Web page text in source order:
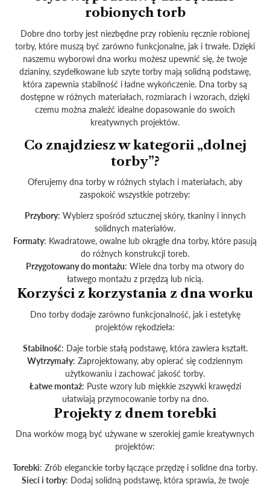
robionych torb
Dobre dno torby jest niezbędne przy robieniu ręcznie robionej
torby, które muszą być zarówno funkcjonalne, jak i trwałe. Dzięki
naszemu wyborowi dna worku możesz upewnić się, że twoje
dzianiny, szydełkowane lub szyte torby mają solidną podstawę,
która zapewnia stabilność i ładne wykończenie. Dna torby są
dostępne w różnych materiałach, rozmiarach i wzorach, dzięki
czemu można znaleźć idealne dopasowanie do swoich
kreatywnych projektów.
Co znajdziesz w kategorii „dolnej
torby”?
Oferujemy dna torby w różnych stylach i materiałach, aby
zaspokoić wszystkie potrzeby:
Przybory: Wybierz spośród sztucznej skóry, tkaniny i innych
solidnych materiałów.
Formaty: Kwadratowe, owalne lub okrągłe dna torby, które pasują
do różnych konstrukcji toreb.
Przygotowany do montażu: Wiele dna torby ma otwory do
łatwego montażu z przędzą lub nicią.
Korzyści z korzystania z dna worku
Dno torby dodaje zarówno funkcjonalność, jak i estetykę
projektów rękodzieła:
Stabilność: Daje torbie stałą podstawę, która zawiera kształt.
Wytrzymały: Zaprojektowany, aby opierać się codziennym
użytkowaniu i zachować jakość torby.
Łatwe montaż: Puste wzory lub miękkie zszywki krawędzi
ułatwiają przymocowanie torby na dno.
Projekty z dnem torebki
Dna worków mogą być używane w szerokiej gamie kreatywnych
projektów:
Torebki: Zrób eleganckie torby łączące przędzę i solidne dna torby.
Sieci i torby: Dodaj solidną podstawę, która sprawia, że ​​twoje